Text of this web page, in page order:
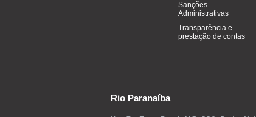
Sanções
Administrativas
Transparência e
prestação de contas
Rio Paranaíba